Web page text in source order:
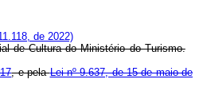
de 2022)
de Cultura do Ministério do Turismo.
, e pelaLei nº 9.637, de 15 de maio de